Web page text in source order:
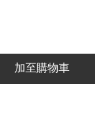
加至購物車